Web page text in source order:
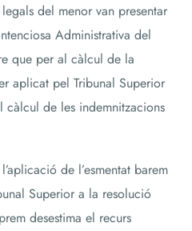
del menor van presentar
Administrativa del
que per al càlcul de la
aplicat pel Tribunal Superior
càlcul de les indemnitzacions
de l’esmentat barem
Superior a la resolució
desestima el recurs